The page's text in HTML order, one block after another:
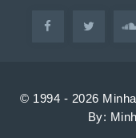
© 1994 - 2026
By: